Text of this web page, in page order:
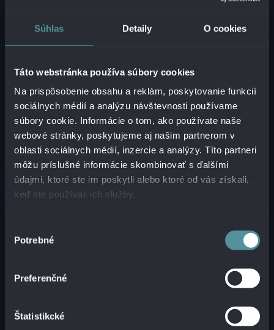
Súhlas Detaily O cookies
Táto webstránka používa súbory cookies
Na prispôsobenie obsahu a reklám, poskytovanie funkcií
sociálnych médií a analýzu návštevnosti používame
súbory cookie. Informácie o tom, ako používate naše
webové stránky, poskytujeme aj našim partnerom v
oblasti sociálnych médií, inzercie a analýzy. Títo partneri
môžu príslušné informácie skombinovať s ďalšími
údajmi, ktoré ste im poskytli alebo ktoré od vás získali,
keď ste používali ich služby.
súhlasu
Potrebné
Preferenčné
Štatistikcké
KONTAKTUJTE NÁS